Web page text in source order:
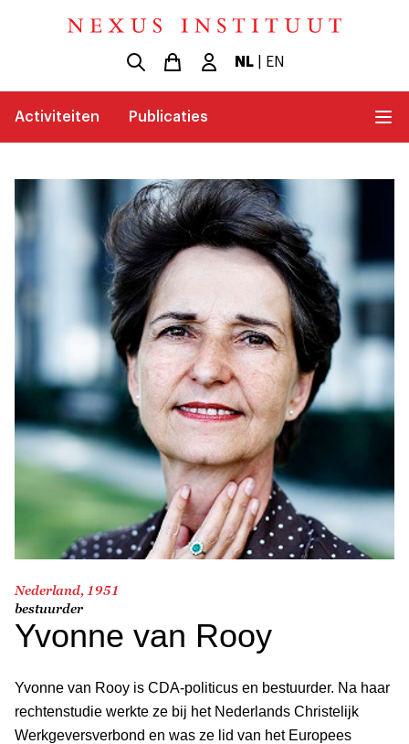
NL| EN
Activiteiten Publicaties
Nederland, 1951
bestuurder
Yvonne van Rooy
Yvonne van Rooy is CDA-politicus en bestuurder. Na haar
rechtenstudie werkte ze bij het Nederlands Christelijk
Werkgeversverbond en was ze lid van het Europees